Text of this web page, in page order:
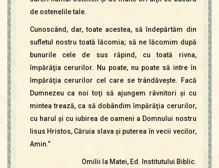
de ostenelile tale.
Cunoscând, dar, toate acestea, să îndepărtăm din
sufletul nostru toată lăcomia; să ne lăcomim după
bunurile cele de sus răpind, cu toată rivna,
împărăţia cerurilor. Nu poate, nu poate să intre în
împărăţia cerurilor cel care se trândăveşte. Facă
Dumnezeu ca noi toţi să ajungem râvnitori şi cu
mintea trează, ca să dobândim împărăţia cerurilor,
cu harul şi cu iubirea de oameni a Domnului nostru
Iisus Hristos, Căruia slava şi puterea în vecii vecilor,
Amin.”
Omilii la Matei, Ed. Institutului Biblic.